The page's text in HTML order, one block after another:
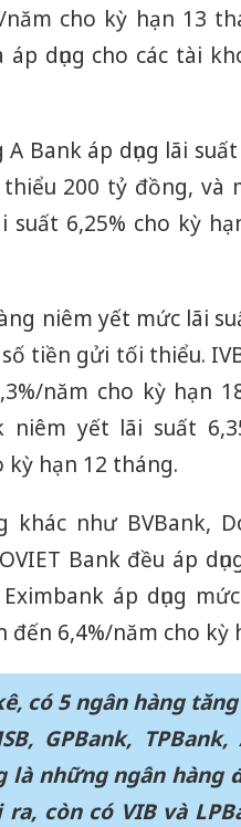
năm cho kỳ hạn 13
áp dụng cho các tài
A Bank áp dụng lãi
200 tỷ đồng, và
suất 6,25% cho kỳ
niêm yết mức lãi
tiền gửi tối thiểu.
năm cho kỳ hạn
niêm yết lãi suất
kỳ hạn 12 tháng.
khác như BVBank,
Bank đều áp
áp dụng
đến 6,4%/năm cho kỳ
có 5 ngân hàng
GPBank,
là những ngân
ra, còn có VIB và